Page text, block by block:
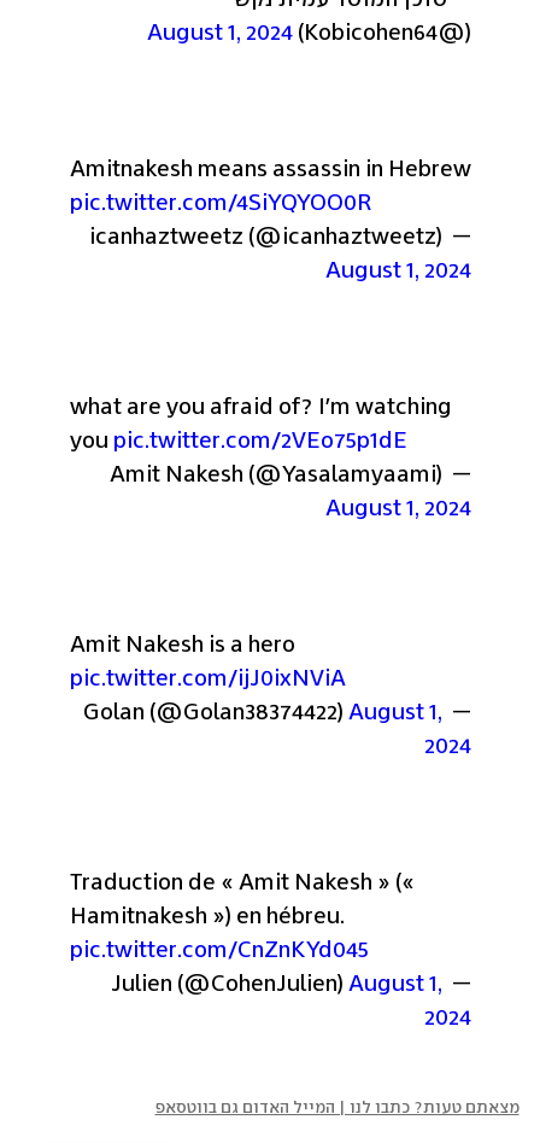
(@Kobicohen64)
August 1, 2024
Amitnakesh means assassin in Hebrew
pic.twitter.com/4SiYQYOO0R
— icanhaztweetz (@icanhaztweetz)
August 1, 2024
what are you afraid of? I'm watching
you pic.twitter.com/2VEo75p1dE
— Amit Nakesh (@Yasalamyaami)
August 1, 2024
pic.twitter.com/ijJ0ixNViA
— Golan (@Golan38374422)
August 1,
2024
Traduction de « Amit Nakesh » («
pic.twitter.com/CnZnKYd045
— Julien (@CohenJulien)
August 1,
2024
מצאתם טעות? כתבו לנו | המייל האדום גם בווטסאפ